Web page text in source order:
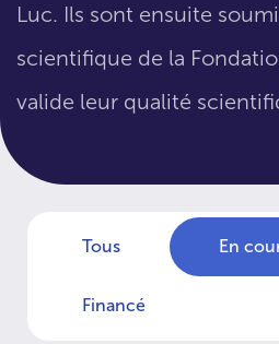
Luc. Ils sont ensuite
scientifique de la
valide leur qualité
Tous En
Financé